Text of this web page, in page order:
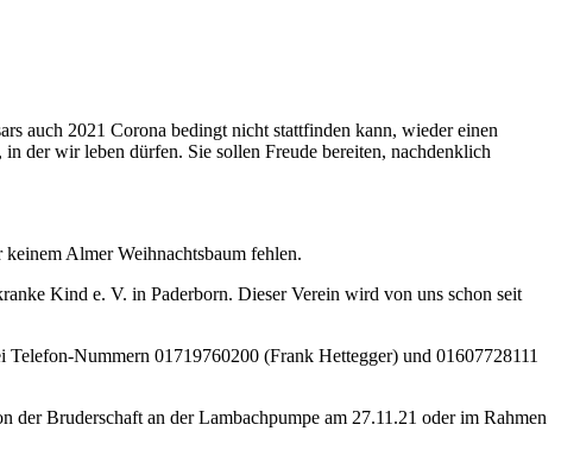
auch 2021 Corona bedingt nicht stattfinden kann, wieder einen
der wir leben dürfen. Sie sollen Freude bereiten, nachdenklich
Almer Weihnachtsbaum fehlen.
Kind e. V. in Paderborn. Dieser Verein wird von uns schon seit
Telefon-Nummern 01719760200 (Frank Hettegger) und 01607728111
Bruderschaft an der Lambachpumpe am 27.11.21 oder im Rahmen